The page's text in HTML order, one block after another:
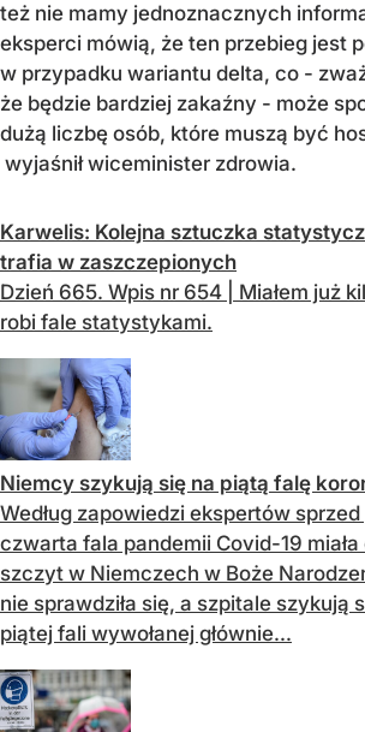
też nie mamy jednoznacznych
eksperci mówią, że ten przebieg jest
w przypadku wariantu delta, co -
że będzie bardziej zakaźny - może
dużą liczbę osób, które muszą być
wyjaśnił wiceminister zdrowia.
Karwelis: Kolejna sztuczka
trafia w zaszczepionych
Dzień 665. Wpis nr 654 | Miałem już
robi fale statystykami.
Niemcy szykują się na piątą falę
Według zapowiedzi ekspertów
czwarta fala pandemii Covid-19
szczyt w Niemczech w Boże
nie sprawdziła się, a szpitale szykują
piątej fali wywołanej głównie...